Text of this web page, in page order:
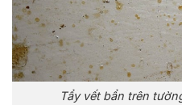
Tẩy vết bẩn trên